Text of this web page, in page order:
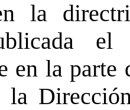
la
en la parte
la